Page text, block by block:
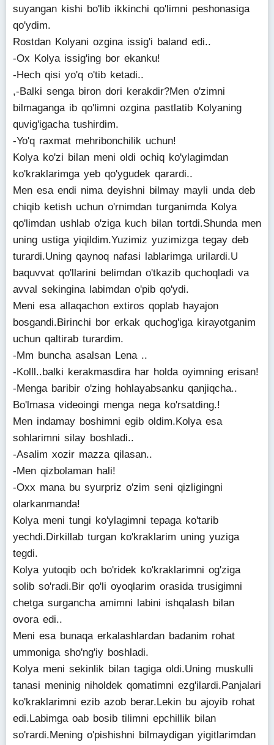
suyangan kishi bo'lib ikkinchi qo'limni peshonasiga
qo'ydim.
Rostdan Kolyani ozgina issig'i baland edi..
-Ox Kolya issig'ing bor ekanku!
-Hech qisi yo'q o'tib ketadi..
,-Balki senga biron dori kerakdir?Men o'zimni
bilmaganga ib qo'limni ozgina pastlatib Kolyaning
quvig'igacha tushirdim.
-Yo'q raxmat mehribonchilik uchun!
Kolya ko'zi bilan meni oldi ochiq ko'ylagimdan
ko'kraklarimga yeb qo'ygudek qarardi..
Men esa endi nima deyishni bilmay mayli unda deb
chiqib ketish uchun o'rnimdan turganimda Kolya
qo'limdan ushlab o'ziga kuch bilan tortdi.Shunda men
uning ustiga yiqildim.Yuzimiz yuzimizga tegay deb
turardi.Uning qaynoq nafasi lablarimga urilardi.U
baquvvat qo'llarini belimdan o'tkazib quchoqladi va
avval sekingina labimdan o'pib qo'ydi.
Meni esa allaqachon extiros qoplab hayajon
bosgandi.Birinchi bor erkak quchog'iga kirayotganim
uchun qaltirab turardim.
-Mm buncha asalsan Lena ..
-Kolll..balki kerakmasdira har holda oyimning erisan!
-Menga baribir o'zing hohlayabsanku qanjiqcha..
Bo'lmasa videoingi menga nega ko'rsatding.!
Men indamay boshimni egib oldim.Kolya esa
sohlarimni silay boshladi..
-Asalim xozir mazza qilasan..
-Men qizbolaman hali!
-Oxx mana bu syurpriz o'zim seni qizligingni
olarkanmanda!
Kolya meni tungi ko'ylagimni tepaga ko'tarib
yechdi.Dirkillab turgan ko'kraklarim uning yuziga
tegdi.
Kolya yutoqib och bo'ridek ko'kraklarimni og'ziga
solib so'radi.Bir qo'li oyoqlarim orasida trusigimni
chetga surgancha amimni labini ishqalash bilan
ovora edi..
Meni esa bunaqa erkalashlardan badanim rohat
ummoniga sho'ng'iy boshladi.
Kolya meni sekinlik bilan tagiga oldi.Uning muskulli
tanasi meninig niholdek qomatimni ezg'ilardi.Panjalari
ko'kraklarimni ezib azob berar.Lekin bu ajoyib rohat
edi.Labimga oab bosib tilimni epchillik bilan
so'rardi.Mening o'pishishni bilmaydigan yigitlarimdan